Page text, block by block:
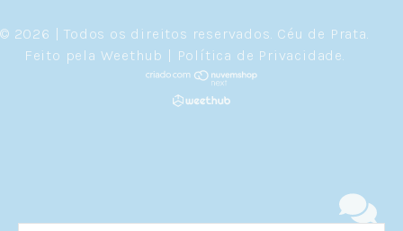
© 2026 | Todos os direitos reservados. Céu de Prata
Feito pela Weethub | Política de Privacidade